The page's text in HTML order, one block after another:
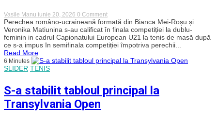
Vasile Manu iunie 20, 2026 0 Commenton
Românca
Bianca
Mei-
Roșu,
alături
ucraineanca
în
finala
Perechea româno-ucraineană formată din Bianca Mei-Roșu și
Veronika Matiunina s-au calificat în finala competiției la dublu-
feminin in cadrul Capionatului European U21 la tenis de masă după
ce s-a impus în semifinala competiției împotriva perechii...
Read More
6 Minutes
SLIDER TENIS
S-a stabilit tabloul principal la
Transylvania Open